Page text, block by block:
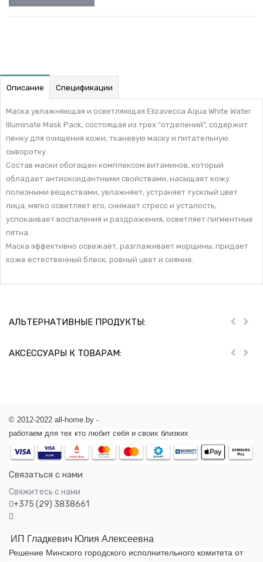
Описание Спецификации
Маска увлажняющая и осветляющая Elizavecca Aqua White Water
Illuminate Mask Pack, состоящая из трех "отделений", содержит
пенку для очищения кожи, тканевую маску и питательную
сыворотку.
Состав маски обогащен комплексом витаминов, который
обладает антиоксидантными свойствами, насыщает кожу
полезными веществами, увлажняет, устраняет тусклый цвет
лица, мягко осветляет его, снимает стресс и усталость,
успокаивает воспаления и раздражения, осветляет пигментные
пятна.
Маска эффективно освежает, разглаживает морщины, придает
коже естественный блеск, ровный цвет и сияние.
АЛЬТЕРНАТИВНЫЕ ПРОДУКТЫ: Пред
АКСЕССУАРЫ К ТОВАРАМ: Пред
© 2012-2022 all-home.by -
работаем для тех кто любит себя и своих близких
Связаться с нами
Свяжитесь с нами
+375 (29) 3838661
ИП Гладкевич Юлия Алексеевна
Решение Минского городского исполнительного комитета от